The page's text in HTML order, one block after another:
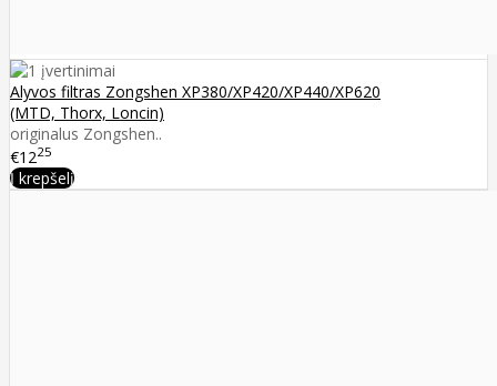
Alyvos filtras Zongshen XP380/XP420/XP440/XP620
(MTD, Thorx, Loncin)
originalus Zongshen..
€1225
Į krepšelį